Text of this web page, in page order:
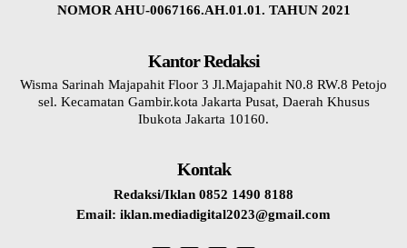
NOMOR AHU-0067166.AH.01.01. TAHUN 2021
Kantor Redaksi
Wisma Sarinah Majapahit Floor 3 Jl.Majapahit N0.8 RW.8 Petojo
sel. Kecamatan Gambir.kota Jakarta Pusat, Daerah Khusus
Ibukota Jakarta 10160.
Kontak
Redaksi/Iklan 0852 1490 8188
Email: iklan.mediadigital2023@gmail.com